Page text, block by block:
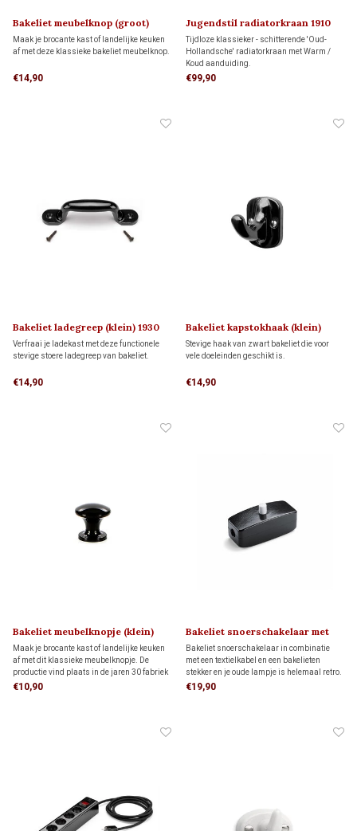
Bakeliet meubelknop (groot)
1930
Maak je brocante kast of landelijke keuken
af met deze klassieke bakeliet meubelknop.
€14,90
Jugendstil radiatorkraan 1910
Tijdloze klassieker - schitterende 'Oud-
Hollandsche' radiatorkraan met Warm /
Koud aanduiding.
Het enige alternatief als je gewoon een
€99,90
Bakeliet ladegreep (klein) 1930
Verfraai je ladekast met deze functionele
stevige stoere ladegreep van bakeliet.
€14,90
Bakeliet kapstokhaak (klein)
1930
Stevige haak van zwart bakeliet die voor
vele doeleinden geschikt is.
€14,90
Bakeliet meubelknopje (klein)
1930
Maak je brocante kast of landelijke keuken
af met dit klassieke meubelknopje. De
productie vind plaats in de jaren 30 fabriek
van Oud-Thentiek Holland op een
€10,90
Bakeliet snoerschakelaar met
witte knop
Bakeliet snoerschakelaar in combinatie
met een textielkabel en een bakelieten
stekker en je oude lampje is helemaal retro.
€19,90